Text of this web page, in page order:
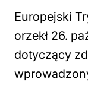
Europejski
orzekł 26.
dotyczący